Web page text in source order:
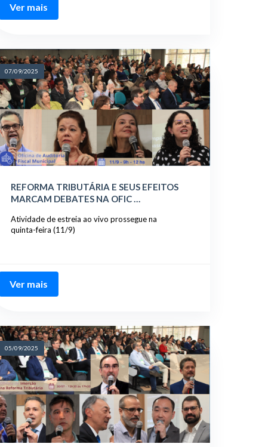
Ver mais
07/09/2025
REFORMA TRIBUTÁRIA E SEUS EFEITOS
MARCAM DEBATES NA OFIC …
Atividade de estreia ao vivo prossegue na
quinta-feira (11/9)
Ver mais
05/09/2025